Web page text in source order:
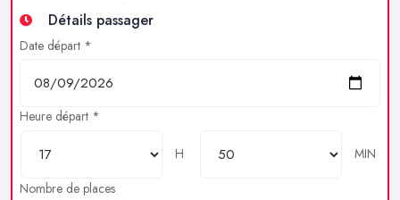
Détails passager
Date départ *
Heure départ *
H
MIN
Nombre de places